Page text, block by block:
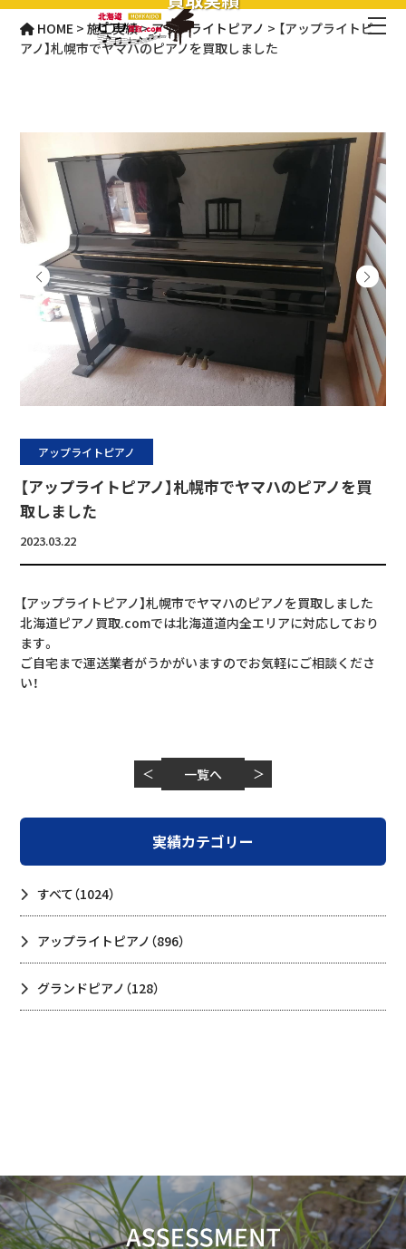
HOME >施工実績>アップライトピアノ > 【アップライトピ
アノ】札幌市でヤマハのピアノを買取しました
アップライトピアノ
【アップライトピアノ】札幌市でヤマハのピアノを買
取しました
2023.03.22
【アップライトピアノ】札幌市でヤマハのピアノを買取しました
北海道ピアノ買取.comでは北海道道内全エリアに対応しており
ます。
ご自宅まで運送業者がうかがいますのでお気軽にご相談くださ
い！
＜ 一覧へ ＞
実績カテゴリー
すべて（1024）
アップライトピアノ （896）
グランドピアノ （128）